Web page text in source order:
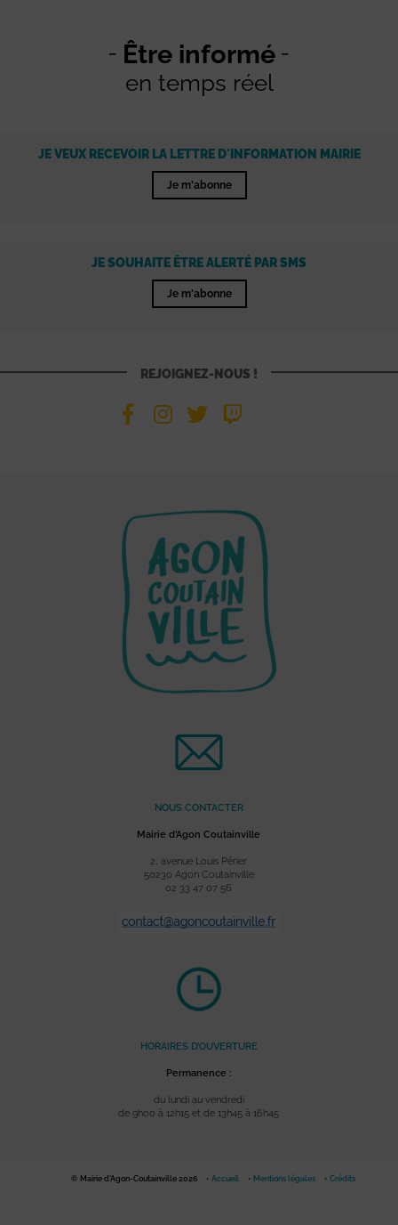
Être informé
en temps réel
JE VEUX RECEVOIR LA LETTRE D'INFORMATION MAIRIE
Je m'abonne
JE SOUHAITE ÊTRE ALERTÉ PAR SMS
Je m'abonne
REJOIGNEZ-NOUS !
NOUS CONTACTER
Mairie d’Agon Coutainville
2, avenue Louis Périer
50230 Agon Coutainville
02 33 47 07 56
HORAIRES D’OUVERTURE
Permanence :
du lundi au vendredi
de 9h00 à 12h15 et de 13h45 à 16h45
© Mairie d'Agon-Coutainville 2026 Accueil Mentions légales Crédits